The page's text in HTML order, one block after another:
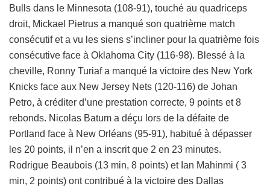
Bulls dans le Minnesota (108-91), touché au quadriceps
droit, Mickael Pietrus a manqué son quatrième match
consécutif et a vu les siens s’incliner pour la quatrième fois
consécutive face à Oklahoma City (116-98). Blessé à la
cheville, Ronny Turiaf a manqué la victoire des New York
Knicks face aux New Jersey Nets (120-116) de Johan
Petro, à créditer d’une prestation correcte, 9 points et 8
rebonds. Nicolas Batum a déçu lors de la défaite de
Portland face à New Orléans (95-91), habitué à dépasser
les 20 points, il n’en a inscrit que 2 en 23 minutes.
Rodrigue Beaubois (13 min, 8 points) et Ian Mahinmi ( 3
min, 2 points) ont contribué à la victoire des Dallas